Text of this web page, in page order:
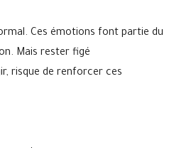
Ces émotions font partie du
Mais rester figé
risque de renforcer ces